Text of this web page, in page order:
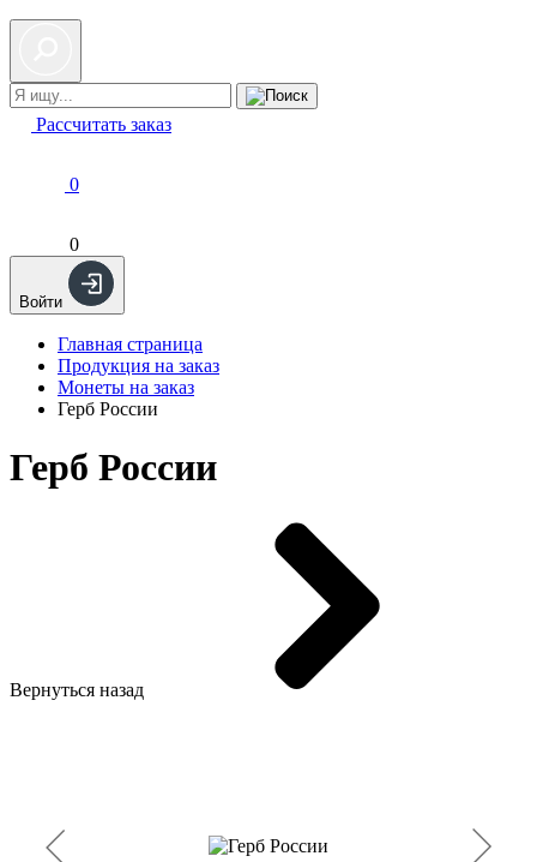
Рассчитать заказ
0
0
Войти
Главная страница
Продукция на заказ
Монеты на заказ
Герб России
Герб России
Вернуться назад